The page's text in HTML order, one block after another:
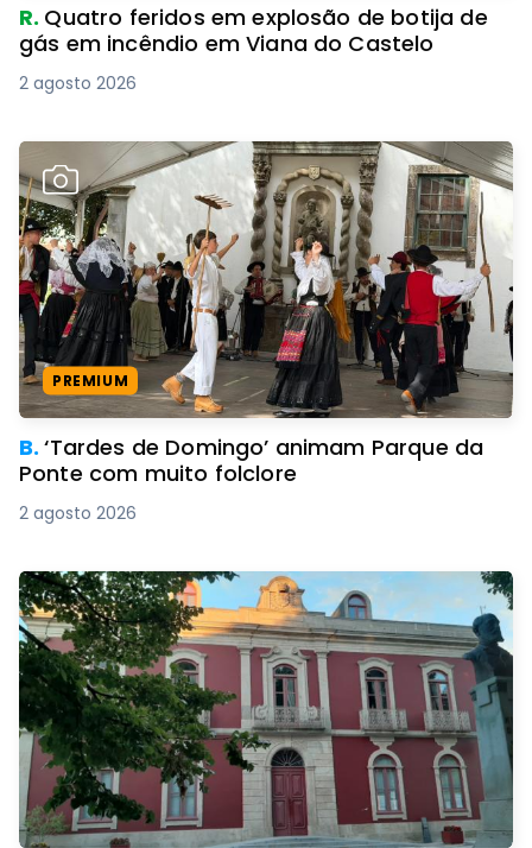
R. Quatro feridos em explosão de botija de
gás em incêndio em Viana do Castelo
2 agosto 2026
PREMIUM
B.‘Tardes de Domingo’ animam Parque da
Ponte com muito folclore
2 agosto 2026